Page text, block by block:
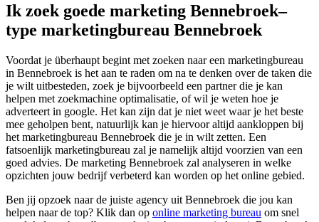
Ik zoek goede marketing Bennebroek–
type marketingbureau Bennebroek
Voordat je überhaupt begint met zoeken naar een marketingbureau
in Bennebroek is het aan te raden om na te denken over de taken die
je wilt uitbesteden, zoek je bijvoorbeeld een partner die je kan
helpen met zoekmachine optimalisatie, of wil je weten hoe je
adverteert in google. Het kan zijn dat je niet weet waar je het beste
mee geholpen bent, natuurlijk kan je hiervoor altijd aankloppen bij
het marketingbureau Bennebroek die je in wilt zetten. Een
fatsoenlijk marketingbureau zal je namelijk altijd voorzien van een
goed advies. De marketing Bennebroek zal analyseren in welke
opzichten jouw bedrijf verbeterd kan worden op het online gebied.
Ben jij opzoek naar de juiste agency uit Bennebroek die jou kan
helpen naar de top? Klik dan op online marketing bureau om snel